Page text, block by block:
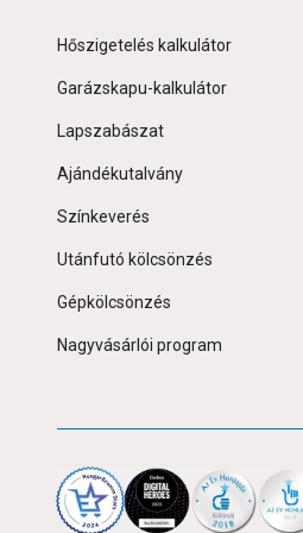
Hőszigetelés kalkulátor
Garázskapu-kalkulátor
Lapszabászat
Ajándékutalvány
Színkeverés
Utánfutó kölcsönzés
Gépkölcsönzés
Nagyvásárlói program